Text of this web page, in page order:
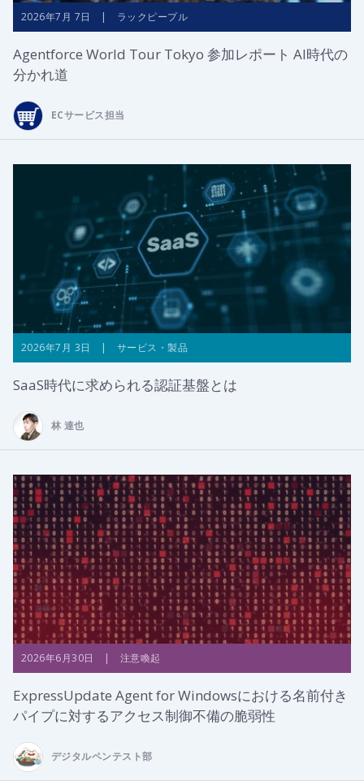
2026年7月 7日 | ラックピープル
Agentforce World Tour Tokyo 参加レポート AI時代の
分かれ道
ECサービス担当
2026年7月 3日 | サービス・製品
SaaS時代に求められる認証基盤とは
林 達也
2026年6月30日 | 注意喚起
ExpressUpdate Agent for Windowsにおける名前付き
パイプに対するアクセス制御不備の脆弱性
デジタルペンテスト部